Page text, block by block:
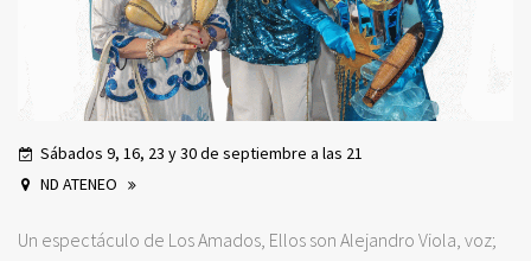
Sábados 9, 16, 23 y 30 de septiembre a las 21
ND ATENEO
Un espectáculo de Los Amados, Ellos son Alejandro Viola, voz;